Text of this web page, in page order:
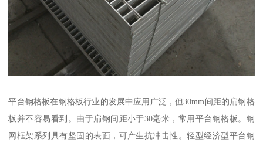
平台钢格板在钢格板行业的发展中应用广泛，但30mm间距的扁钢格
板并不容易看到。由于扁钢间距小于30毫米，常用平台钢格板。钢
网框架系列具有坚固的表面，可产生抗冲击性。轻型经济型平台钢